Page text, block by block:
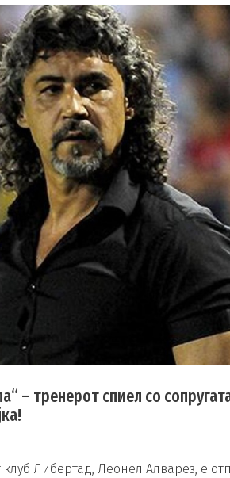
– тренерот спиел со
клуб Либертад, Леонел Алварез, е